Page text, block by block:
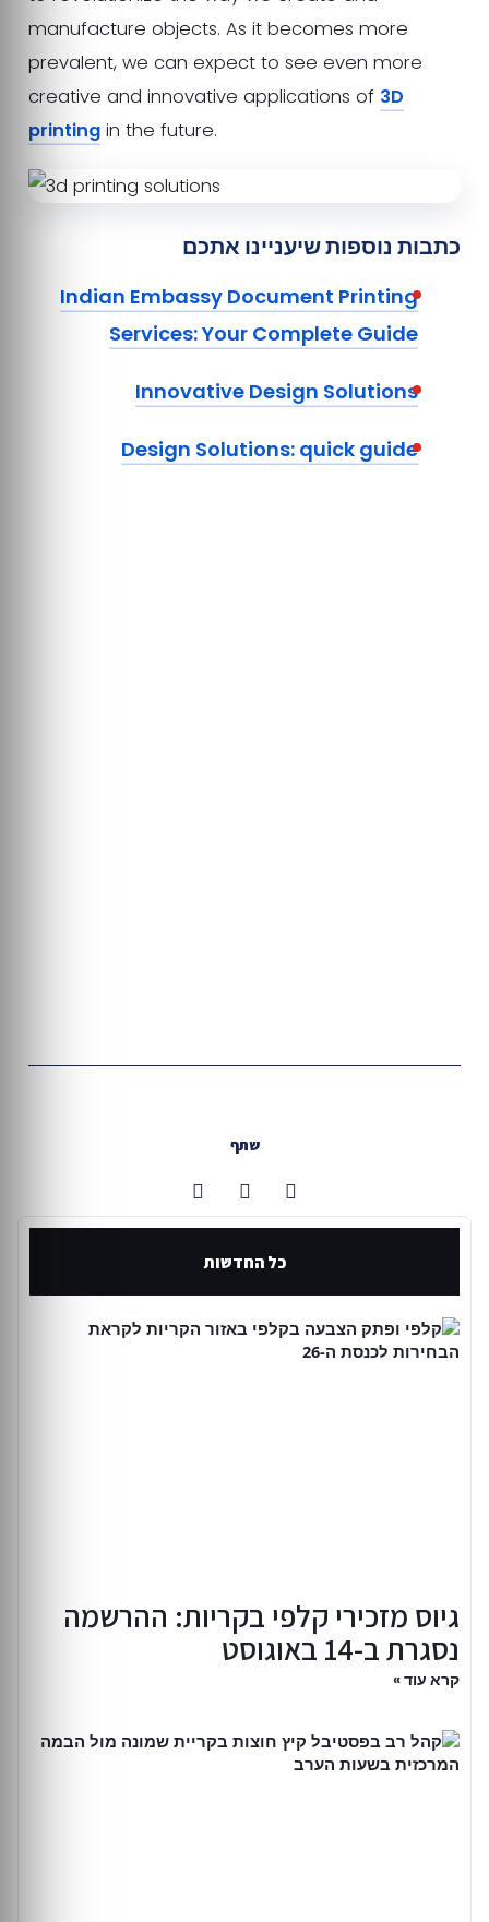
manufacture objects. As it becomes more
prevalent, we can expect to see even more
creative and innovative applications of 3D
printing in the future.
כתבות נוספות שיעניינו אתכם
Indian Embassy Document Printing
Services: Your Complete Guide
Innovative Design Solutions
Design Solutions: quick guide
שתף
כל החדשות
גיוס מזכירי קלפי בקריות: ההרשמה
נסגרת ב-14 באוגוסט
קרא עוד »